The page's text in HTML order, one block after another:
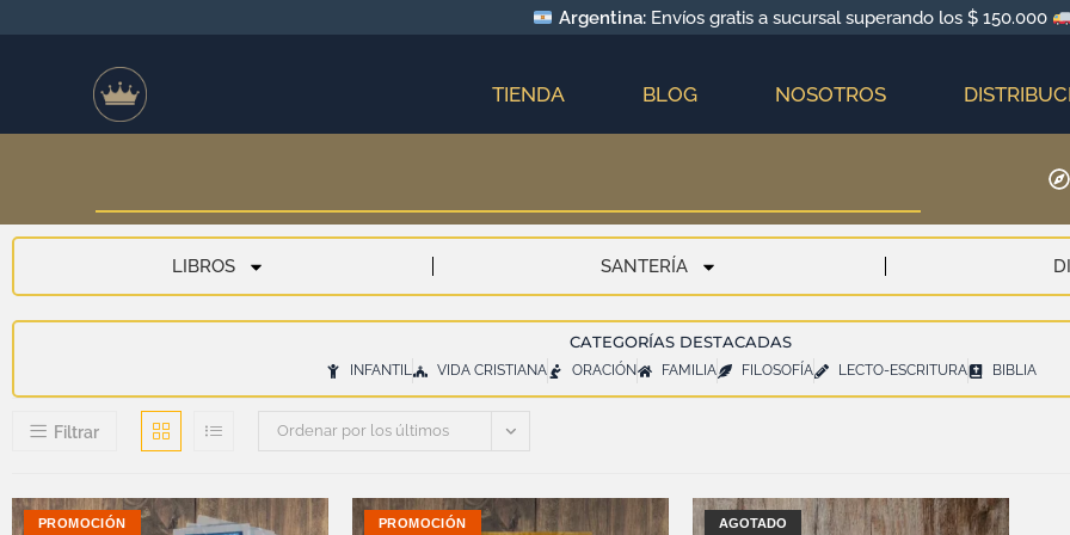
Argentina:Envíos gratis a sucursal superando los $ 150.000
TIENDA BLOG NOSOTROS
LIBROS SANTERÍA
CATEGORÍAS DESTACADAS
INFANTIL VIDA CRISTIANA ORACIÓN FAMILIA FILOSOFÍA LECTO-ESCRITURA BIBLIA
Filtrar Ordenar por los últimos
PROMOCIÓN PROMOCIÓN AGOTADO